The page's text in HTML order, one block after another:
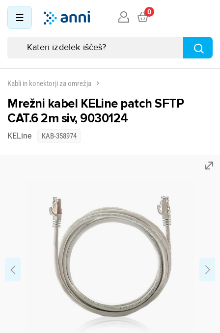
0
Kabli in konektorji za omrežja
Mrežni kabel KELine patch SFTP
CAT.6 2m siv, 9030124
KELine KAB-358974